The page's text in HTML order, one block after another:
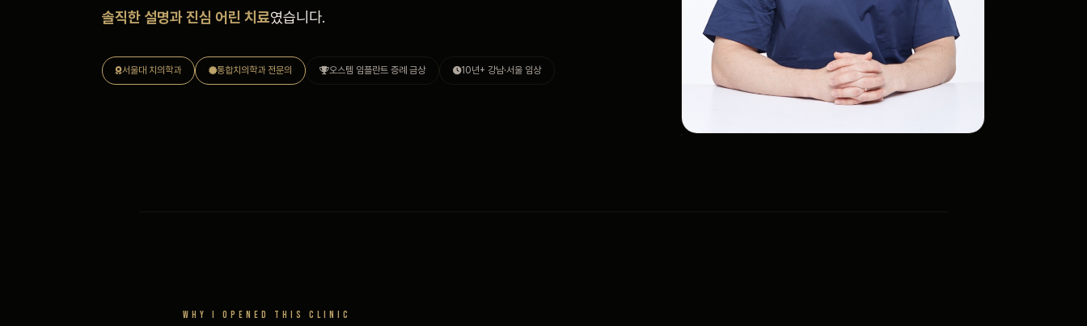
솔직한 설명과 진심 어린 치료였습니다.
서울대 치의학과 통합치의학과 전문의 오스템 임플란트 증례 금상 10년+ 강남·서울 임상
WHY I OPENED THIS CLINIC